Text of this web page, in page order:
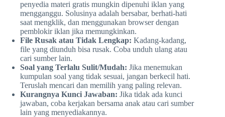
penyedia materi gratis mungkin dipenuhi iklan yang
mengganggu. Solusinya adalah bersabar, berhati-hati
saat mengklik, dan menggunakan browser dengan
pemblokir iklan jika memungkinkan.
File Rusak atau Tidak Lengkap: Kadang-kadang,
file yang diunduh bisa rusak. Coba unduh ulang atau
cari sumber lain.
Soal yang Terlalu Sulit/Mudah: Jika menemukan
kumpulan soal yang tidak sesuai, jangan berkecil hati.
Teruslah mencari dan memilih yang paling relevan.
Kurangnya Kunci Jawaban: Jika tidak ada kunci
jawaban, coba kerjakan bersama anak atau cari sumber
lain yang menyediakannya.